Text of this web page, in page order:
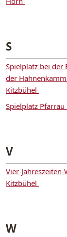
S
Spielplatz bei der
der
Kitzbühel
Spielplatz
V
Vier-
Kitzbühel
W